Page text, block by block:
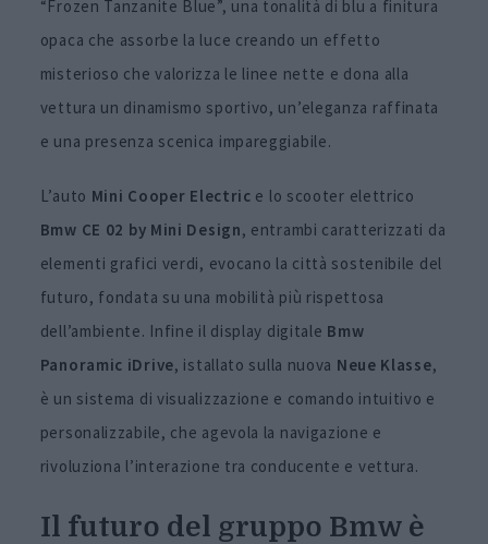
“Frozen Tanzanite Blue”, una tonalità di blu a finitura
opaca che assorbe la luce creando un effetto
misterioso che valorizza le linee nette e dona alla
vettura un dinamismo sportivo, un’eleganza raffinata
e una presenza scenica impareggiabile.
L’auto Mini Cooper Electric e lo scooter elettrico
Bmw CE 02 by Mini Design, entrambi caratterizzati da
elementi grafici verdi, evocano la città sostenibile del
futuro, fondata su una mobilità più rispettosa
dell’ambiente. Infine il display digitale Bmw
Panoramic iDrive, istallato sulla nuova Neue Klasse,
è un sistema di visualizzazione e comando intuitivo e
personalizzabile, che agevola la navigazione e
rivoluziona l’interazione tra conducente e vettura.
Il futuro del gruppo Bmw è